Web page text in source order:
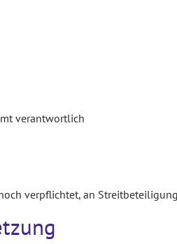
verantwortlich
verpflichtet, an